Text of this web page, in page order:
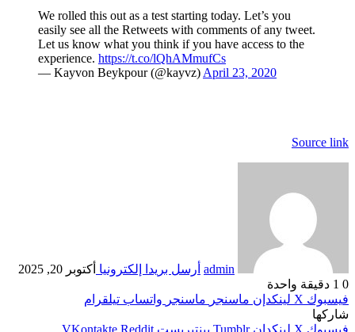
We rolled this out as a test starting today. Let’s you
easily see all the Retweets with comments of any tweet.
Let us know what you think if you have access to the
experience. https://t.co/lQhAMmufCs
— Kayvon Beykpour (@kayvz) April 23, 2020
Source link
admin أرسل بريدا إلكترونيا أكتوبر 20, 2025
0
دقيقة واحدة
فيسبوك ‫X لينكدإن ماسنجر ماسنجر واتساب تيلقرام
شاركها